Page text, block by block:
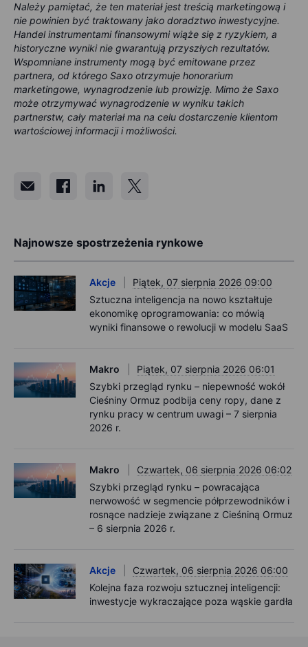
Należy pamiętać, że ten materiał jest treścią marketingową i
nie powinien być traktowany jako doradztwo inwestycyjne.
Handel instrumentami finansowymi wiąże się z ryzykiem, a
historyczne wyniki nie gwarantują przyszłych rezultatów.
Wspomniane instrumenty mogą być emitowane przez
partnera, od którego Saxo otrzymuje honorarium
marketingowe, wynagrodzenie lub prowizję. Mimo że Saxo
może otrzymywać wynagrodzenie w wyniku takich
partnerstw, cały materiał ma na celu dostarczenie klientom
wartościowej informacji i możliwości.
Najnowsze spostrzeżenia rynkowe
Akcje
Piątek, 07 sierpnia 2026 09:00
Sztuczna inteligencja na nowo kształtuje
ekonomikę oprogramowania: co mówią
wyniki finansowe o rewolucji w modelu SaaS
Makro
Piątek, 07 sierpnia 2026 06:01
Szybki przegląd rynku – niepewność wokół
Cieśniny Ormuz podbija ceny ropy, dane z
rynku pracy w centrum uwagi – 7 sierpnia
2026 r.
Makro
Czwartek, 06 sierpnia 2026 06:02
Szybki przegląd rynku – powracająca
nerwowość w segmencie półprzewodników i
rosnące nadzieje związane z Cieśniną Ormuz
– 6 sierpnia 2026 r.
Akcje
Czwartek, 06 sierpnia 2026 06:00
Kolejna faza rozwoju sztucznej inteligencji:
inwestycje wykraczające poza wąskie gardła